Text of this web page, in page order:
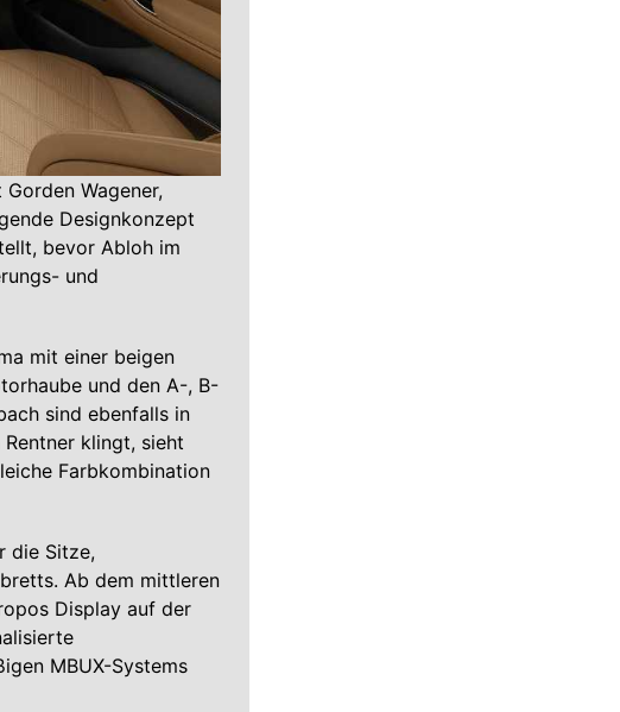
Wagener,
Designkonzept
bevor Abloh im
und
mit einer beigen
und den A-, B-
sind ebenfalls in
klingt, sieht
Farbkombination
die Sitze,
Ab dem mittleren
Display auf der
MBUX-Systems